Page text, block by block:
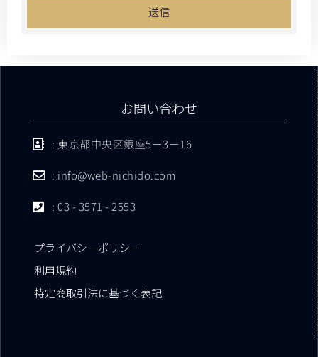
送信
お問い合わせ
: 東京都中央区銀座5－3－16
: info@web-nichido.com
: 03 - 3571 - 2553
プライバシーポリシー
利用規約
特定商取引法に基づく表記